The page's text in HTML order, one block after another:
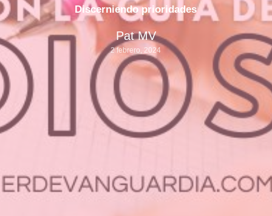
Discerniendo prioridades
Pat MV
2 febrero, 2024